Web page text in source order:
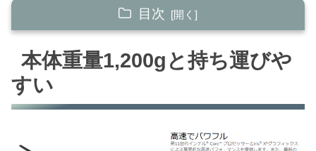
目次
本体重量1,200gと持ち運びやすい
トラックポイントが魅力的だった
耐久性が魅力的だった
【まとめ】軽くて操作性・性能が良くて頑丈と
本体重量1,200gと持ち運びや
すい